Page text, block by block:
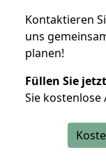
Kontaktieren
uns
planen!
Füllen Sie
Sie kostenlose